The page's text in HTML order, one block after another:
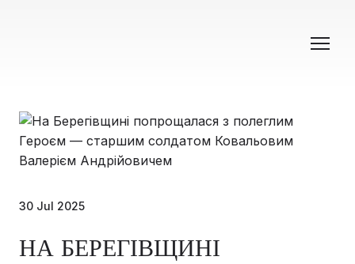
30 Jul 2025
НА БЕРЕГІВЩИНІ